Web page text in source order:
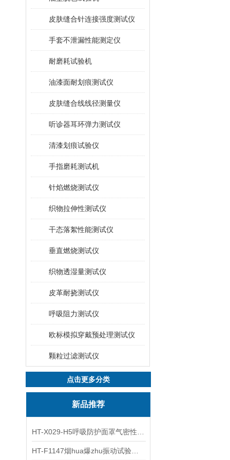
皮肤缝合针连接强度测试仪
手套不泄漏性能测定仪
耐磨耗试验机
油漆面耐划痕测试仪
皮肤缝合线线径测量仪
听诊器耳环弹力测试仪
清漆划痕试验仪
手指磨耗测试机
针焰燃烧测试仪
织物拉伸性测试仪
干态落絮性能测试仪
垂直燃烧测试仪
织物透湿量测试仪
皮革耐挠测试仪
呼吸阻力测试仪
欧标模拟穿戴预处理测试仪
颗粒过滤测试仪
点击更多分类
新品推荐